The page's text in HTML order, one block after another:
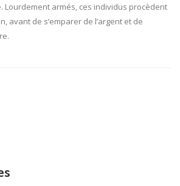
Lourdement armés, ces individus procèdent
avant de s’emparer de l’argent et de